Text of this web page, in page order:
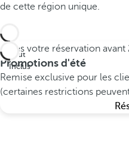
de cette région unique.
Tout
Inclus
Faites votre réservation avant
Promotions d'été
Remise exclusive pour les
(certaines restrictions